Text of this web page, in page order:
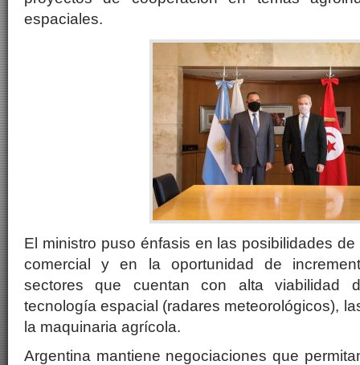
espaciales.
El ministro puso énfasis en las posibilidades
comercial y en la oportunidad de
sectores que cuentan con alta viabilidad
tecnología espacial (radares meteorológicos),
la maquinaria agrícola.
Argentina mantiene negociaciones que